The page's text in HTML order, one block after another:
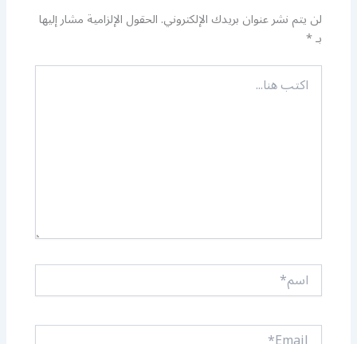
لن يتم نشر عنوان بريدك الإلكتروني.الحقول الإلزامية مشار إليها
بـ*
اكتب
هنا...
اسم*
Email*